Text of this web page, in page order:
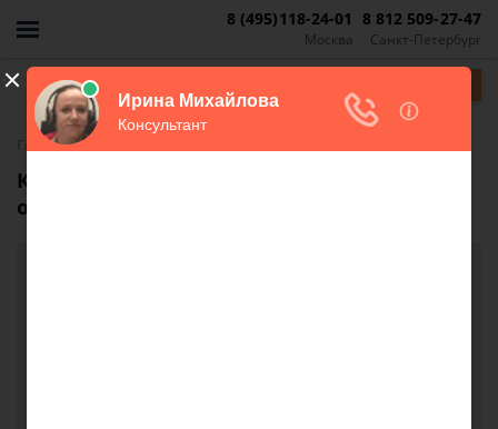
Москва
8 (495)118-24-01
Санкт-Петербург
8 812 509-27-47
Главная-FAQ
Как продать долю в комнате в бывшем
общежитии?